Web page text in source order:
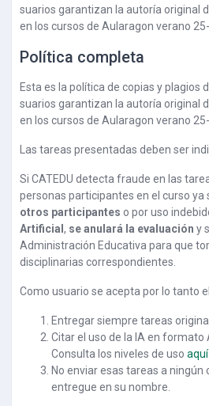
suarios garantizan la autoría original
en los cursos de Aularagon verano
Política completa
Esta es la política de copias y plagios
suarios garantizan la autoría original
en los cursos de Aularagon verano
Las tareas presentadas deben ser
Si CATEDU detecta fraude en las
personas participantes en el curso ya
otros participantes o por uso
Artificial , se anulará la evaluación y
Administración Educativa para que
disciplinarias correspondientes.
Como usuario se acepta por lo tanto
Entregar siempre tareas
Citar el uso de la IA en formato
Consulta los niveles de uso aquí.
No enviar esas tareas a ningún
entregue en su nombre.